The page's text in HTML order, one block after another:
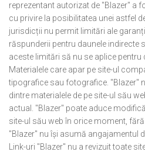
reprezentant autorizat de "Blazer" a
cu privire la posibilitatea unei astfel
jurisdicții nu permit limitări ale
răspunderii pentru daunele indirecte
aceste limitări să nu se aplice
Materialele care apar pe site-ul
tipografice sau fotografice. "Blazer"
dintre materialele de pe site-ul său
actual. "Blazer" poate aduce
site-ul său web în orice moment,
"Blazer" nu își asumă angajamentul
Link-uri "Blazer" nu a revizuit toate